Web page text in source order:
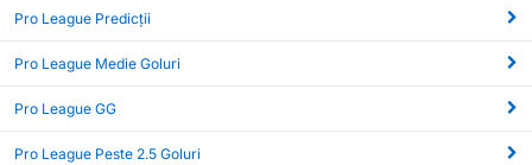
Pro League Predicții
Pro League Medie Goluri
Pro League GG
Pro League Peste 2.5 Goluri